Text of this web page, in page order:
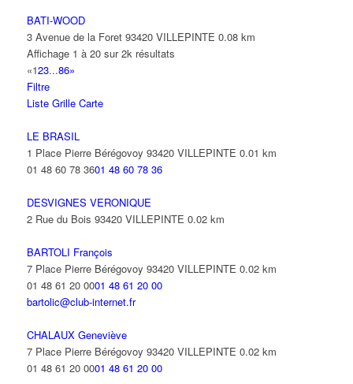
BATI-WOOD
3 Avenue de la Foret 93420 VILLEPINTE 0.08 km
Affichage 1 à 20 sur 2k résultats
«123...86»
Filtre
Liste Grille Carte
LE BRASIL
1 Place Pierre Bérégovoy 93420 VILLEPINTE 0.01 km
01 48 60 78 3601 48 60 78 36
DESVIGNES VERONIQUE
2 Rue du Bois 93420 VILLEPINTE 0.02 km
BARTOLI François
7 Place Pierre Bérégovoy 93420 VILLEPINTE 0.02 km
01 48 61 20 0001 48 61 20 00
bartolic@club-internet.fr
CHALAUX Geneviève
7 Place Pierre Bérégovoy 93420 VILLEPINTE 0.02 km
01 48 61 20 0001 48 61 20 00